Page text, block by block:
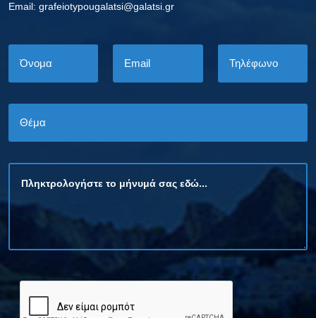
Εmail: grafeiotypougalatsi@galatsi.gr